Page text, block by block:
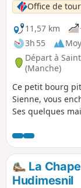
Office de
11,57 km
3h 55
Départ à
(Manche)
Ce petit bourg
Sienne, vous
Ses quelques
cette vallée sont
homogène est
et plus
La
Hudimesnil